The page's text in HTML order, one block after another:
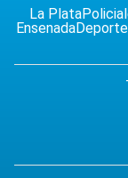
La Plata
Ensenada